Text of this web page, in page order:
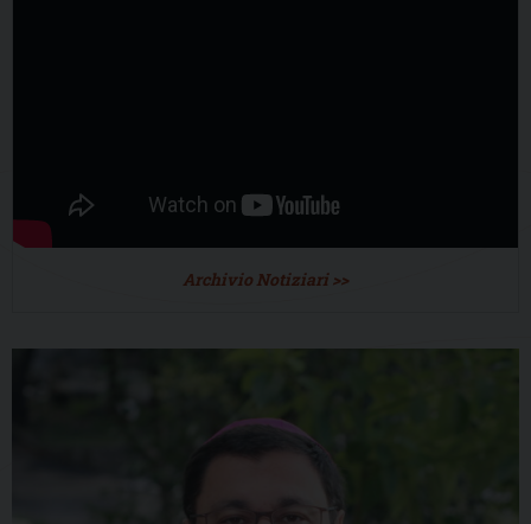
Archivio Notiziari >>